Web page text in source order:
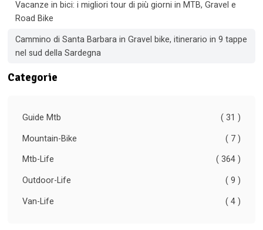
Vacanze in bici: i migliori tour di più giorni in MTB, Gravel e
Road Bike
Cammino di Santa Barbara in Gravel bike, itinerario in 9 tappe
nel sud della Sardegna
Categorie
Guide Mtb
( 31 )
Mountain-Bike
( 7 )
Mtb-Life
( 364 )
Outdoor-Life
( 9 )
Van-Life
( 4 )